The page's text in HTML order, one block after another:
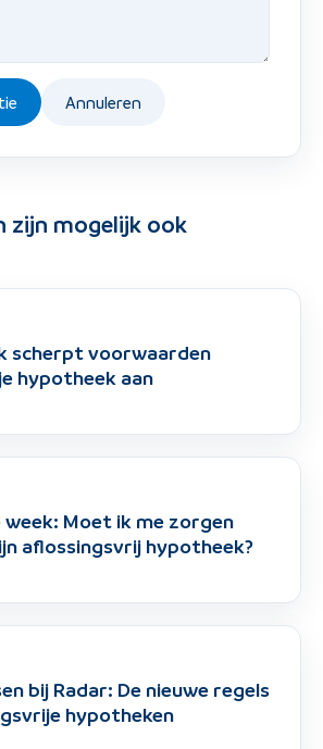
Annuleren
zijn mogelijk ook
scherpt voorwaarden
hypotheek aan
week: Moet ik me zorgen
aflossingsvrij hypotheek?
bij Radar: De nieuwe regels
hypotheken